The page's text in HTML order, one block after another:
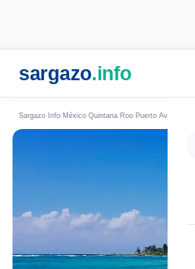
sargazo.info
Sargazo Info México Quintana Roo Puerto Aventuras